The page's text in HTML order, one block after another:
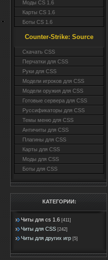
Моды CS 1.6
Карты CS 1.6
Боты CS 1.6
Counter-Strike: Source
Cкачать CSS
Перчатки для CSS
Руки для CSS
Модели игроков для CSS
Модели оружия для CSS
Готовые сервера для CSS
Руссификаторы для CSS
Темы меню для CSS
Античиты для CSS
Плагины для CSS
Карты для CSS
Моды для CSS
Боты для CSS
КАТЕГОРИИ:
Читы для cs 1.6 [411]
Читы для CSS [242]
Читы для других игр [5]